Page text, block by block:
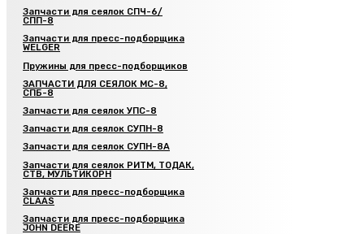
Запчасти для сеялок СПЧ-6/
СПП-8
Запчасти для пресс-подборщика
WELGER
Пружины для пресс-подборщиков
ЗАПЧАСТИ ДЛЯ СЕЯЛОК МС-8,
СПБ-8
Запчасти для сеялок УПС-8
Запчасти для сеялок СУПН-8
Запчасти для сеялок СУПН-8А
Запчасти для сеялок РИТМ, ТОДАК,
СТВ, МУЛЬТИКОРН
Запчасти для пресс-подборщика
CLAAS
Запчасти для пресс-подборщика
JOHN DEERE